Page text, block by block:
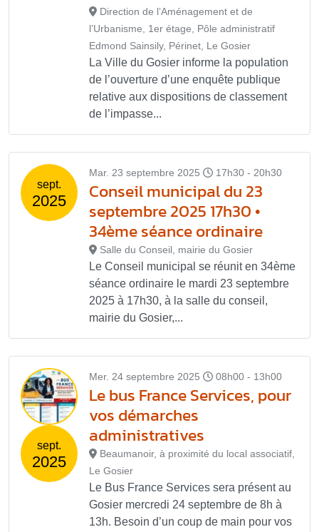
Direction de l’Aménagement et de
l’Urbanisme, 1er étage, Pôle administratif
Edmond Sainsily, Périnet, Le Gosier
La Ville du Gosier informe la population
de l’ouverture d’une enquête publique
relative aux dispositions de classement
de l’impasse...
sept.
2025
Mar. 23 septembre 2025 17h30 - 20h30
Conseil municipal du 23
septembre 2025 17h30 •
34ème séance ordinaire
Salle du Conseil, mairie du Gosier
Le Conseil municipal se réunit en 34ème
séance ordinaire le mardi 23 septembre
2025 à 17h30, à la salle du conseil,
mairie du Gosier,...
sept.
2025
Mer. 24 septembre 2025 08h00 - 13h00
Le bus France Services, pour
vos démarches
administratives
Beaumanoir, à proximité du local associatif,
Le Gosier
Le Bus France Services sera présent au
Gosier mercredi 24 septembre de 8h à
13h. Besoin d’un coup de main pour vos